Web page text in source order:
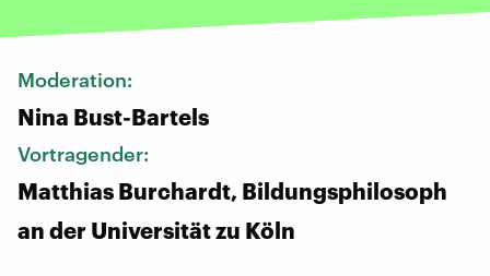
Moderation:
Nina Bust-Bartels
Vortragender:
Matthias Burchardt, Bildungsphilosoph
an der Universität zu Köln